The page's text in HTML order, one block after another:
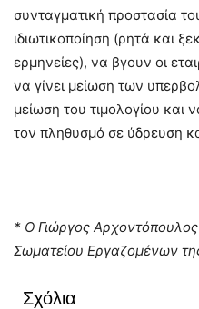
συνταγματική προστασία
ιδιωτικοποίηση (ρητά και
ερμηνείες), να βγουν οι
να γίνει μείωση των
μείωση του τιμολογίου
τον πληθυσμό σε ύδρευση
* Ο Γιώργος Αρχοντόπουλος
Σωματείου Εργαζομένων
Σχόλια